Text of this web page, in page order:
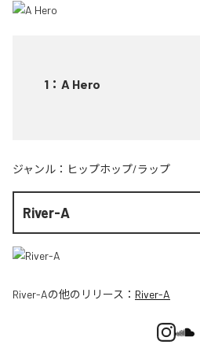
1 ： A Hero
ジャンル： ヒップホップ/ラップ
River-A
River-Aの他のリリース： River-A